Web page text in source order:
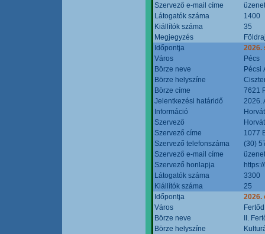
Szervező e-mail címe
Látogatók száma
1400
Kiállítók száma
35
Megjegyzés
Időpontja
2026.
Város
Pécs
Börze neve
Pécsi
Börze helyszíne
Börze címe
7621
Jelentkezési határidő
2026.
Információ
Szervező
Szervező címe
1077
Szervező telefonszáma
(30)
Szervező e-mail címe
Szervező honlapja
Látogatók száma
3300
Kiállítók száma
25
Időpontja
2026.
Város
Fertőd
Börze neve
II.
Börze helyszíne